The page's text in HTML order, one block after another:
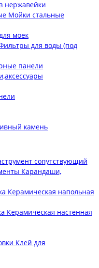
нержавейки
Мойки стальные
моек
для воды (под
панели
камень
сопутствующий
Карандаши,
Керамическая напольная
Керамическая настенная
Клей для